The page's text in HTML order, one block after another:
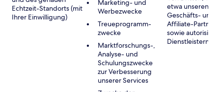
Echtzeit-Standorts (mit
Ihrer Einwilligung)
Marketing- und
Werbezwecke
Treueprogramm-
zwecke
Marktforschungs-,
Analyse- und
Schulungszwecke
zur Verbesserung
unserer Services
etwa unseren
Geschäfts- und
Affiliate-Partnern
sowie
Dienstleistern